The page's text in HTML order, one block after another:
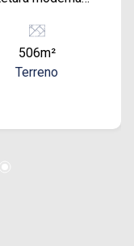
um terreno
um quintal
e
506m²
Terreno